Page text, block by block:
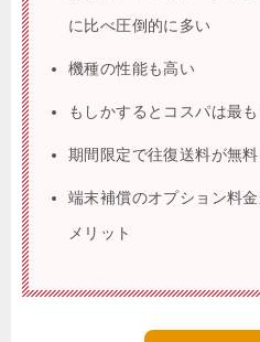
に比べ圧倒的に多い
機種の性能も高い
もしかするとコスパは最
期間限定で往復送料が無
端末補償のオプション料
メリット